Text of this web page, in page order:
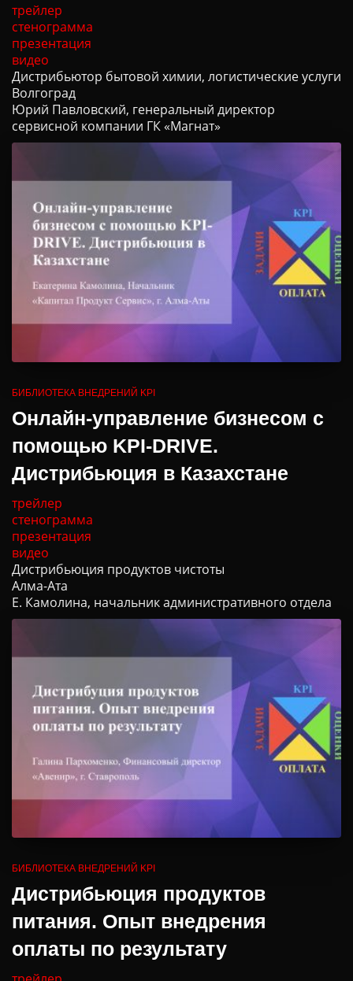
трейлер
стенограмма
презентация
видео
Дистрибьютор бытовой химии, логистические услуги
Волгоград
Юрий Павловский, генеральный директор
сервисной компании ГК «Магнат»
БИБЛИОТЕКА ВНЕДРЕНИЙ KPI
Онлайн-управление бизнесом с
помощью KPI-DRIVE.
Дистрибьюция в Казахстане
трейлер
стенограмма
презентация
видео
Дистрибьюция продуктов чистоты
Алма-Ата
Е. Камолина, начальник административного отдела
БИБЛИОТЕКА ВНЕДРЕНИЙ KPI
Дистрибьюция продуктов
питания. Опыт внедрения
оплаты по результату